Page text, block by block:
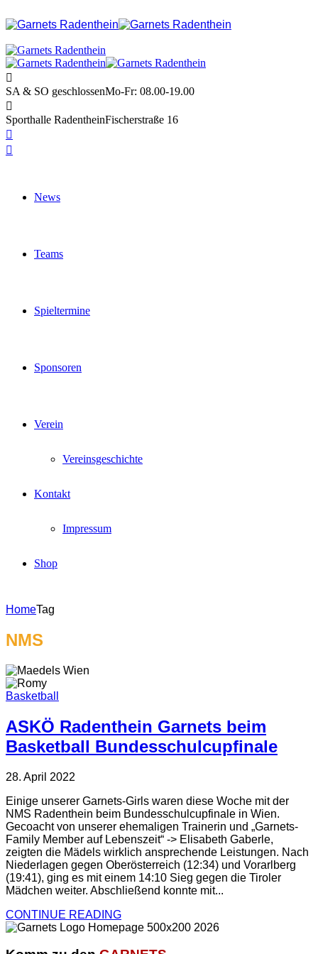
SA & SO geschlossenMo-Fr: 08.00-19.00
Sporthalle RadentheinFischerstraße 16
News
Teams
Spieltermine
Sponsoren
Verein
Vereinsgeschichte
Kontakt
Impressum
Shop
HomeTag
NMS
Basketball
ASKÖ Radenthein Garnets beim
Basketball Bundesschulcupfinale
28. April 2022
Einige unserer Garnets-Girls waren diese Woche mit der
NMS Radenthein beim Bundesschulcupfinale in Wien.
Gecoacht von unserer ehemaligen Trainerin und „Garnets-
Family Member auf Lebenszeit“ -> Elisabeth Gaberle,
zeigten die Mädels wirklich ansprechende Leistungen. Nach
Niederlagen gegen Oberösterreich (12:34) und Vorarlberg
(19:41), ging es mit einem 14:10 Sieg gegen die Tiroler
Mädchen weiter. Abschließend konnte mit...
CONTINUE READING